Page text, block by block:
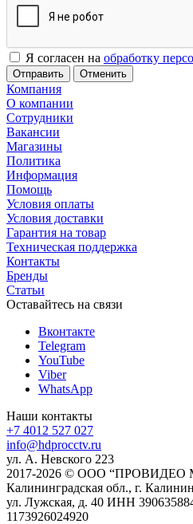
Я согласен на обработку
Отменить
Компания
О компании
Сотрудники
Вакансии
Магазины
Политика
Информация
Помощь
Условия оплаты
Условия доставки
Гарантия на товар
Техническая поддержка
Контакты
Бренды
Статьи
Оставайтесь на связи
Вконтакте
Telegram
YouTube
Viber
WhatsApp
Наши контакты
+7 4012 527 027
info@hdprocctv.ru
ул. А. Невского 223
2017-2026 © ООО “ПРОВИДЕО
Калининградская обл., г.
ул. Лужская, д. 40 ИНН
1173926024920